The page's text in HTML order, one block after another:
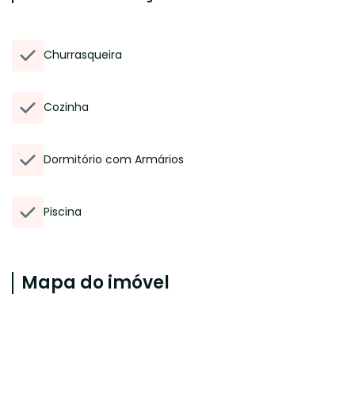
Churrasqueira
Cozinha
Dormitório com Armários
Piscina
Mapa do imóvel